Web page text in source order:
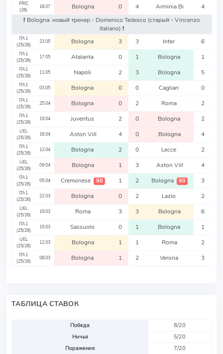
FRIC
(26)
18.07 Bologna 0 4 Arminia Bi
4
❗️ Bologna: новый тренер - Domenico Tedesco (старый - Vincenzo
Italiano) ❗️
ITA1
(25/26)
23.05 Bologna 3 3 Inter 6
ITA1
(25/26)
17.05 Atalanta 0 1 Bologna 1
ITA1
(25/26)
11.05 Napoli 2 3 Bologna 5
ITA1
(25/26)
03.05 Bologna 0 0 Cagliari 0
ITA1
(25/26)
25.04 Bologna 0 2 Roma 2
ITA1
(25/26)
19.04 Juventus 2 0 Bologna 2
UEL
(25/26)
16.04 Aston Vill 4 0 Bologna 4
ITA1
(25/26)
12.04 Bologna 2 0 Lecce 2
UEL
(25/26)
09.04 Bologna 1 3 Aston Vill 4
ITA1
(25/26)
05.04 Cremonese 90 1 2 Bologna 90 3
ITA1
(25/26)
22.03 Bologna 0 2 Lazio 2
UEL
(25/26)
19.03 Roma 3 3 Bologna 6
ITA1
(25/26)
15.03 Sassuolo 0 1 Bologna 1
UEL
(25/26)
12.03 Bologna 1 1 Roma 2
ITA1
(25/26)
08.03 Bologna 1 2 Verona 3
ТАБЛИЦА СТАВОК
Победа
8/20
Ничья
5/20
Поражение
7/20